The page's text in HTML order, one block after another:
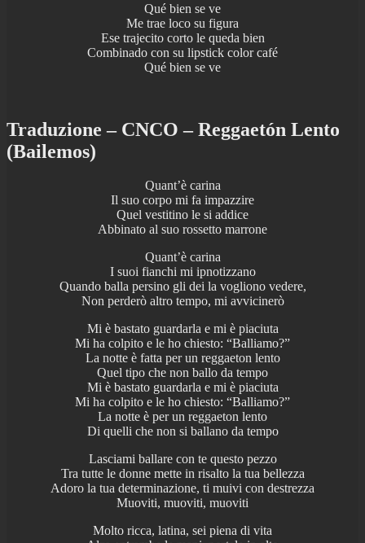
Qué bien se ve
Me trae loco su figura
Ese trajecito corto le queda bien
Combinado con su lipstick color café
Qué bien se ve
Traduzione – CNCO – Reggaetón Lento
(Bailemos)
Quant’è carina
Il suo corpo mi fa impazzire
Quel vestitino le si addice
Abbinato al suo rossetto marrone
Quant’è carina
I suoi fianchi mi ipnotizzano
Quando balla persino gli dei la vogliono vedere,
Non perderò altro tempo, mi avvicinerò
Mi è bastato guardarla e mi è piaciuta
Mi ha colpito e le ho chiesto: “Balliamo?”
La notte è fatta per un reggaeton lento
Quel tipo che non ballo da tempo
Mi è bastato guardarla e mi è piaciuta
Mi ha colpito e le ho chiesto: “Balliamo?”
La notte è per un reggaeton lento
Di quelli che non si ballano da tempo
Lasciami ballare con te questo pezzo
Tra tutte le donne mette in risalto la tua bellezza
Adoro la tua determinazione, ti muivi con destrezza
Muoviti, muoviti, muoviti
Molto ricca, latina, sei piena di vita